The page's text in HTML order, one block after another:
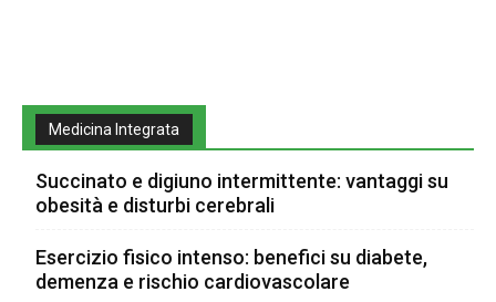
Medicina Integrata
Succinato e digiuno intermittente: vantaggi su
obesità e disturbi cerebrali
Esercizio fisico intenso: benefici su diabete,
demenza e rischio cardiovascolare